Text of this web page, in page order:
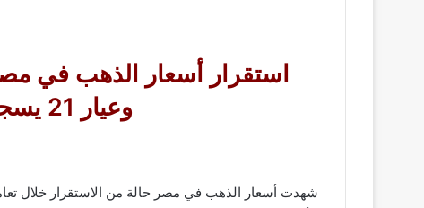
استقرار أسعار الذهب في
وعيار 21 يسجل 6795 جنيهًا